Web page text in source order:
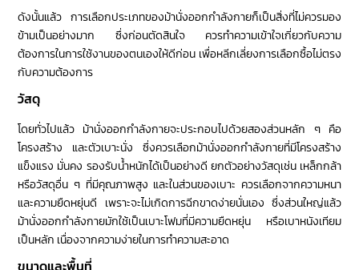
ดังนั้นแล้ว การเลือกประเภทของม้านั่งออกกำลังกายก็เป็นสิ่งที่ไม่ควรมอง
ข้ามเป็นอย่างมาก ซึ่งก่อนตัดสินใจ ควรทำความเข้าใจเกี่ยวกับความ
ต้องการในการใช้งานของตนเองให้ดีก่อน เพื่อหลีกเลี่ยงการเลือกซื้อไม่ตรง
กับความต้องการ
วัสดุ
โดยทั่วไปแล้ว ม้านั่งออกกำลังกายจะประกอบไปด้วยสองส่วนหลัก ๆ คือ
โครงสร้าง และตัวเบาะนั่ง ซึ่งควรเลือกม้านั่งออกกำลังกายที่มีโครงสร้าง
แข็งแรง มั่นคง รองรับน้ำหนักได้เป็นอย่างดี ยกตัวอย่างวัสดุเช่น เหล็กกล้า
หรือวัสดุอื่น ๆ ที่มีคุณภาพสูง และในส่วนของเบาะ ควรเลือกจากความหนา
และความยืดหยุ่นดี เพราะจะไม่เกิดการฉีกขาดง่ายนั่นเอง ซึ่งส่วนใหญ่แล้ว
ม้านั่งออกกำลังกายมักใช้เป็นเบาะโฟมที่มีความยืดหยุ่น หรือเบาหนังเทียม
เป็นหลัก เนื่องจากความง่ายในการทำความสะอาด
ขนาดและพื้นที่